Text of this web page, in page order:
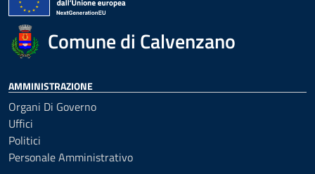
Comune di Calvenzano
AMMINISTRAZIONE
Organi Di Governo
Uffici
Politici
Personale Amministrativo